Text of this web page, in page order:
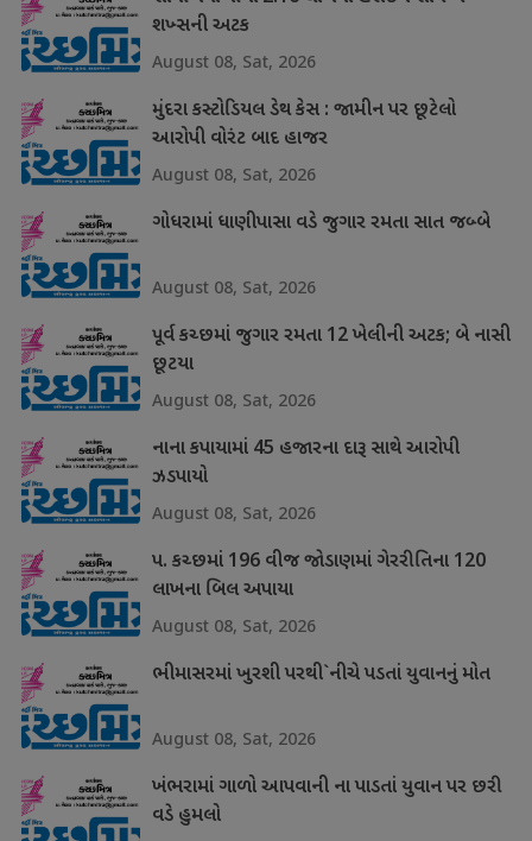
શખ્સની અટક
August 08, Sat, 2026
મુંદરા કસ્ટોડિયલ ડેથ કેસ : જામીન પર છૂટેલો
આરોપી વોરંટ બાદ હાજર
August 08, Sat, 2026
ગોધરામાં ધાણીપાસા વડે જુગાર રમતા સાત જબ્બે
August 08, Sat, 2026
પૂર્વ કચ્છમાં જુગાર રમતા 12 ખેલીની અટક; બે નાસી
છૂટયા
August 08, Sat, 2026
નાના કપાયામાં 45 હજારના દારૂ સાથે આરોપી
ઝડપાયો
August 08, Sat, 2026
પ. કચ્છમાં 196 વીજ જોડાણમાં ગેરરીતિના 120
લાખના બિલ અપાયા
August 08, Sat, 2026
ભીમાસરમાં ખુરશી પરથી`નીચે પડતાં યુવાનનું મોત
August 08, Sat, 2026
ખંભરામાં ગાળો આપવાની ના પાડતાં યુવાન પર છરી
વડે હુમલો